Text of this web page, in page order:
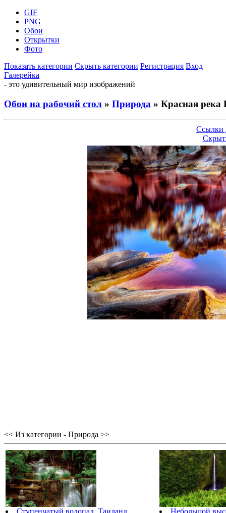
GIF
PNG
Обои
Открытки
Фото
Показать категории Скрыть категории Регистрация Вход
Галерейка
- это удивительный мир изображений
Обои на рабочий стол » Природа » Красная река
Ссылки
<< Из категории - Природа >>
Ступенчатый водопад, Таиланд Небольшой